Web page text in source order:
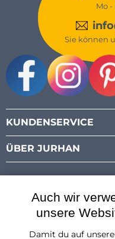
Mo -
Sie können
KUNDENSERVICE
ÜBER JURHAN
Österreich
Auch wir
unsere
Damit du auf